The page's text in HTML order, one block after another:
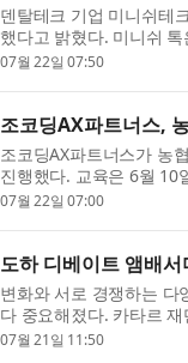
덴탈테크 기업 미니쉬테
했다고 밝혔다. 미니쉬
특...
07월 22일 07:50
조코딩AX파트너스,
조코딩AX파트너스가 농
진행했다. 교육은 6월 10
직접 A...
07월 22일 07:00
도하 디베이트 앰배
변화와 서로 경쟁하는 다
다 중요해졌다. 카타르
을 배...
07월 21일 11:50